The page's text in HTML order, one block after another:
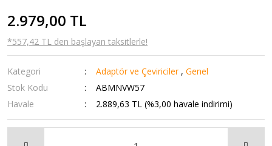
2.979,00 TL
*557,42 TL den başlayan taksitlerle!
Kategori Adaptör ve Çeviriciler ,Genel
Stok Kodu
ABMNVW57
Havale
2.889,63 TL (%3,00 havale indirimi)